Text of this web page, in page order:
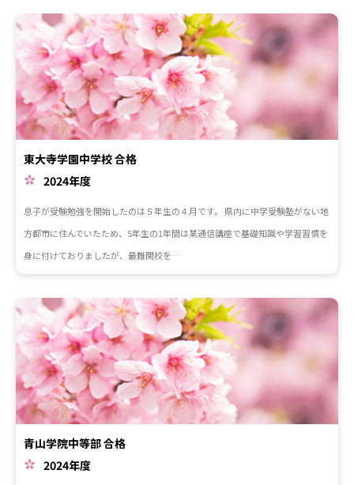
東大寺学園中学校 合格
2024年度
息子が受験勉強を開始したのは５年生の４月です。 県内に中学受験塾がない地
方都市に住んでいたため、5年生の1年間は某通信講座で基礎知識や学習習慣を
身に付けておりましたが、最難関校を…
青山学院中等部 合格
2024年度